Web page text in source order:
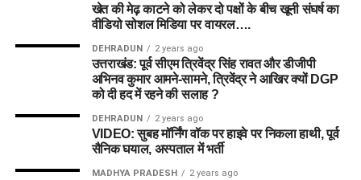
खेत की मेढ़ काटने को लेकर दो पक्षों के बीच खूनी संघर्ष का
वीडियो सोशल मिडिया पर वायरल….
DEHRADUN 2 years ago
उत्तराखंड: पूर्व सीएम त्रिवेंद्र सिंह रावत और डीजीपी
अभिनव कुमार आमने-सामने, त्रिवेंद्र ने आखिर क्यों DGP
को दी हद में रहने की सलाह ?
DEHRADUN 2 years ago
VIDEO: सुबह मॉर्निंग वॉक पर हाइवे पर निकला हाथी, पूर्व
सैनिक घयाल, अस्पताल में भर्ती
MADHYA PRADESH 2 years ago